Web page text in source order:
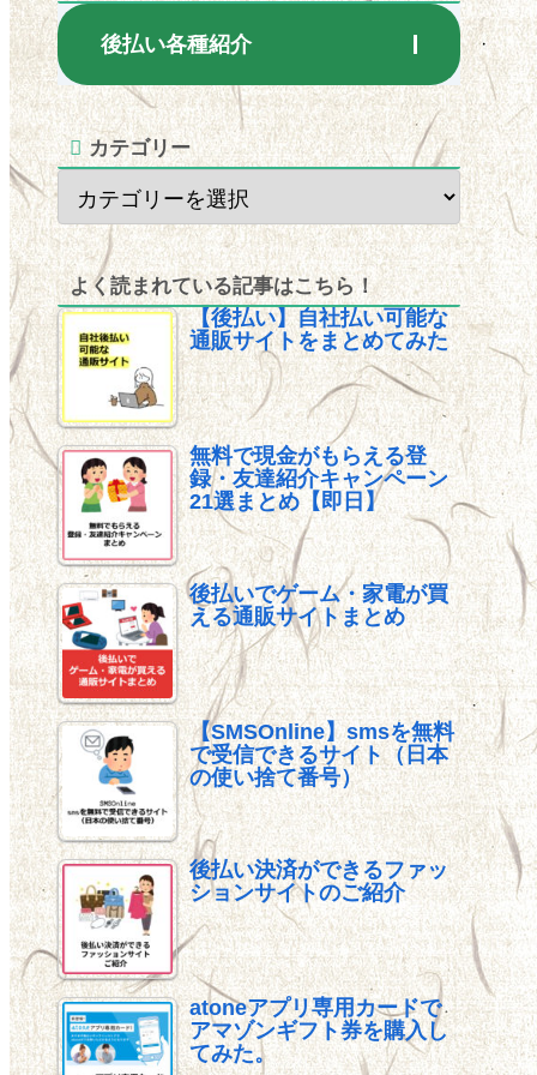
後払い各種紹介
カテゴリー
よく読まれている記事はこちら！
【後払い】自社払い可能な
通販サイトをまとめてみた
無料で現金がもらえる登
録・友達紹介キャンペーン
21選まとめ【即日】
後払いでゲーム・家電が買
える通販サイトまとめ
【SMSOnline】smsを無料
で受信できるサイト（日本
の使い捨て番号）
後払い決済ができるファッ
ションサイトのご紹介
atoneアプリ専用カードで
アマゾンギフト券を購入し
てみた。